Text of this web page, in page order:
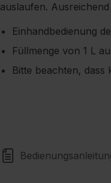
auslaufen.
Einhandbedienung
Füllmenge von 1 L
Bitte beachten,